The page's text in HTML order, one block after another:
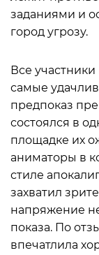
заданиями и
город угрозу.
Все
самые
предпоказ
состоялся в
площадке их
аниматоры в
стиле
захватил
напряжение
показа. По
впечатлила